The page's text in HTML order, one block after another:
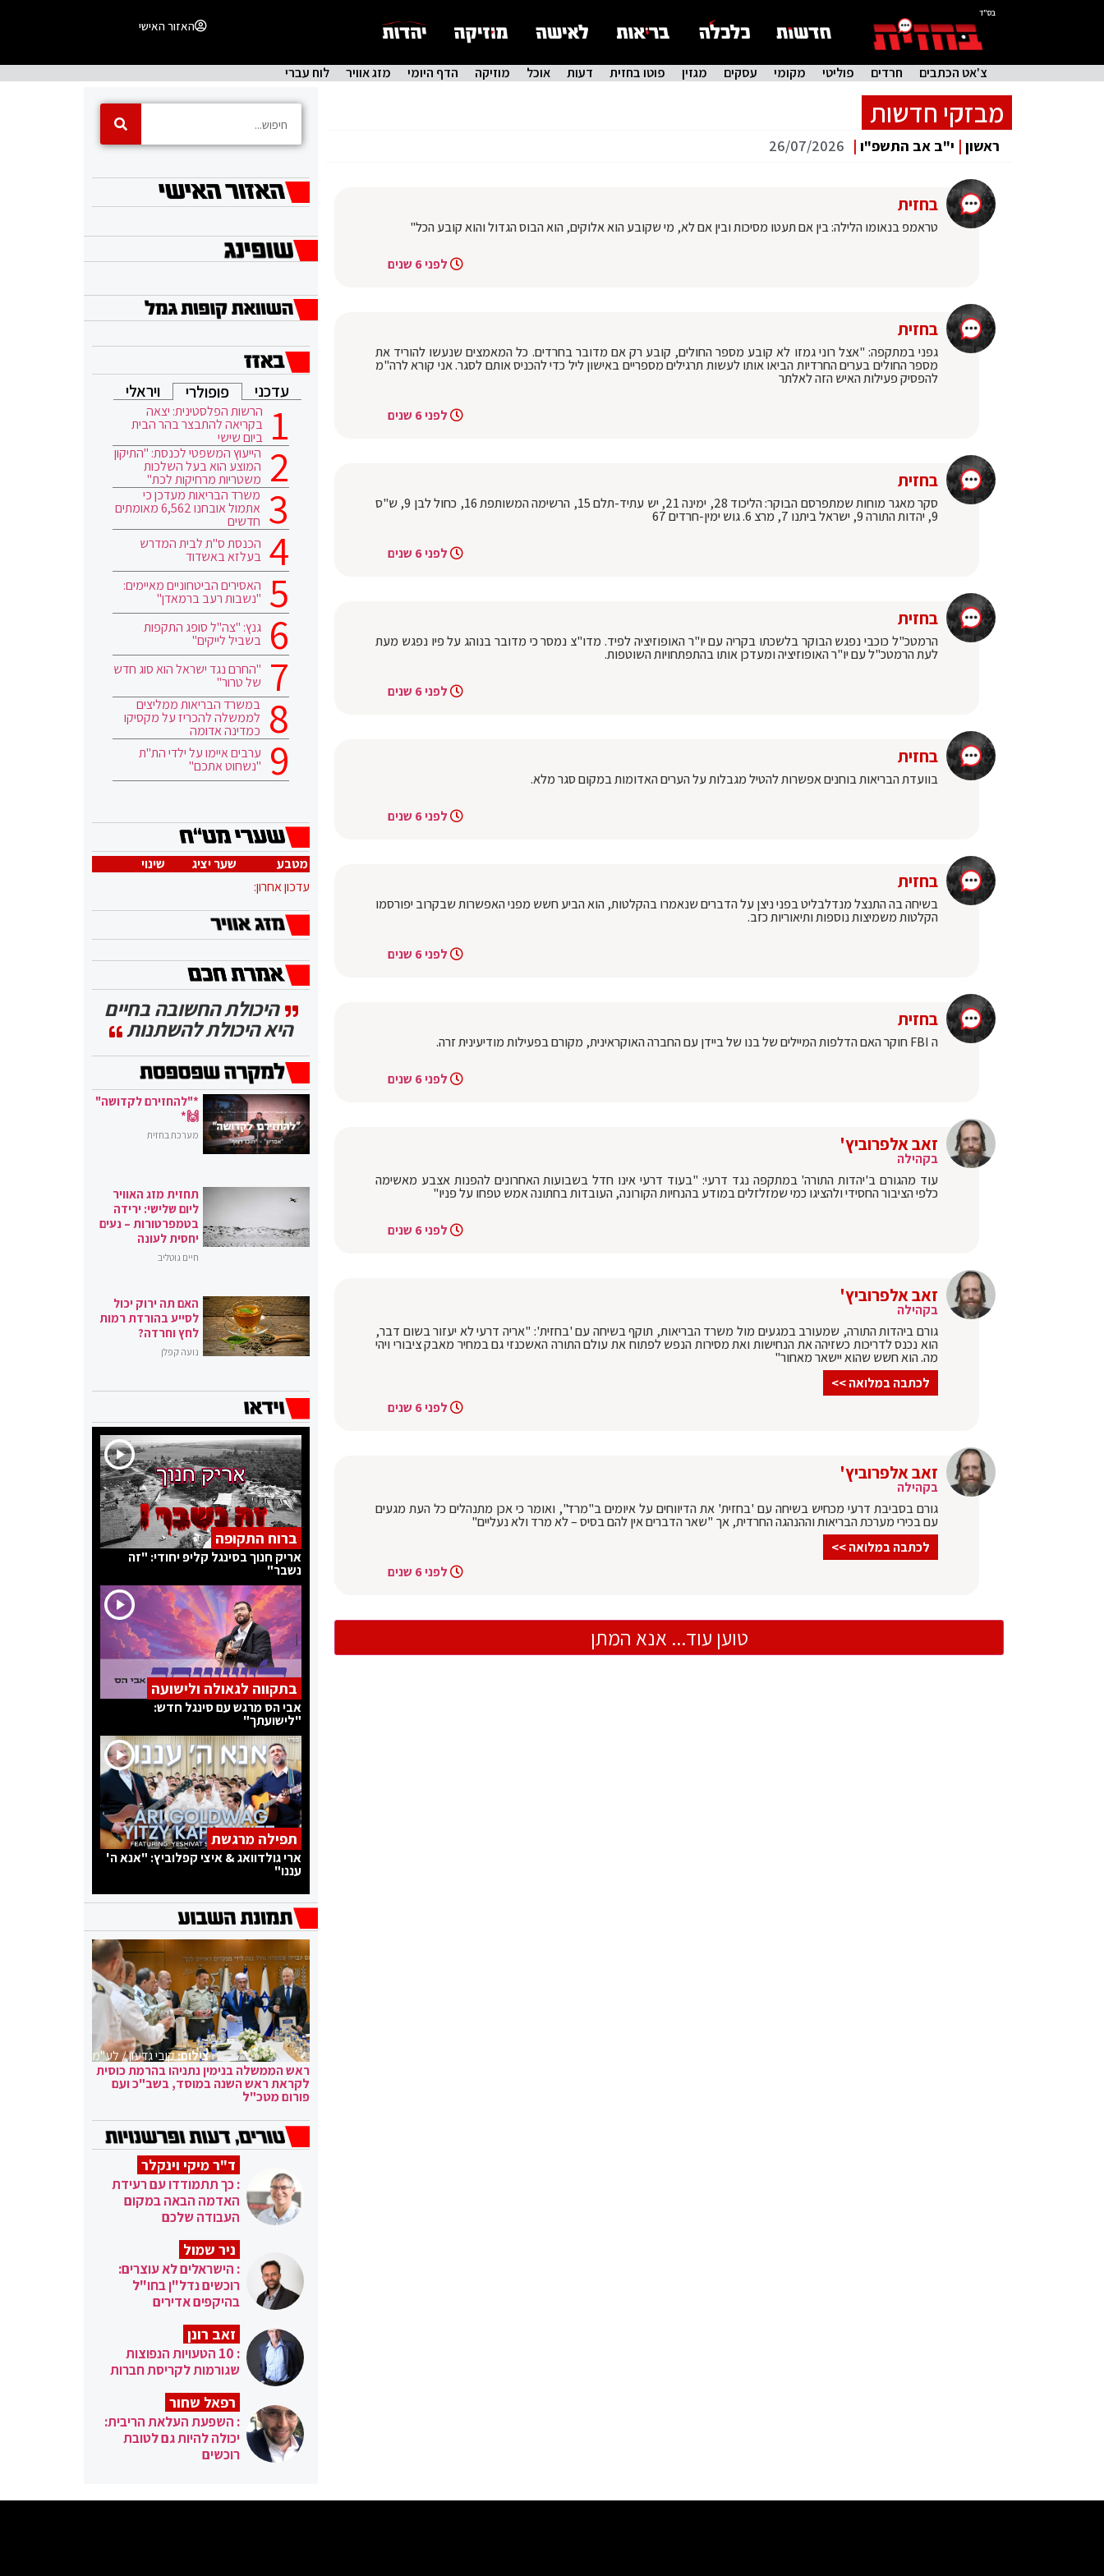
בס"ד
האזור האישי
צ'אט הכתבים חרדים פוליטי מקומי עסקים מגזין פוטו בחזית דעות אוכל מוזיקה הדף היומי מזג אוויר לוח עברי
מבזקי חדשות
ראשון | י"ב אב התשפ"ו |
26/07/2026
בחזית
טראמפ בנאומו הלילה: בין אם תעטו מסיכות ובין אם לא, מי שקובע הוא אלוקים, הוא הבוס הגדול והוא קובע הכל"
לפני 6 שנים
בחזית
גפני במתקפה: "אצל רוני גמזו לא קובע מספר החולים, קובע רק אם מדובר בחרדים. כל המאמצים שנעשו להוריד את
מספר החולים בערים החרדיות הביאו אותו לעשות תרגילים מספריים באישון ליל כדי להכניס אותם לסגר. אני קורא לרה"מ
להפסיק פעילות האיש הזה לאלתר
לפני 6 שנים
בחזית
סקר מאגר מוחות שמתפרסם הבוקר: הליכוד 28, ימינה 21, יש עתיד-תלם 15, הרשימה המשותפת 16, כחול לבן 9, ש"ס
9, יהדות התורה 9, ישראל ביתנו 7, מרצ 6. גוש ימין-חרדים 67
לפני 6 שנים
בחזית
הרמטכ"ל כוכבי נפגש הבוקר בלשכתו בקריה עם יו"ר האופוזיציה לפיד. מדו"צ נמסר כי מדובר בנוהג על פיו נפגש מעת
לעת הרמטכ"ל עם יו"ר האופוזיציה ומעדכן אותו בהתפתחויות השוטפות.
לפני 6 שנים
בחזית
בוועדת הבריאות בוחנים אפשרות להטיל מגבלות על הערים האדומות במקום סגר מלא.
לפני 6 שנים
בחזית
בשיחה בה התנצל מנדלבליט בפני ניצן על הדברים שנאמרו בהקלטות, הוא הביע חשש מפני האפשרות שבקרוב יפורסמו
הקלטות משמיצות נוספות ותיאוריות כזב.
לפני 6 שנים
בחזית
ה FBI חוקר האם הדלפות המיילים של בנו של ביידן עם החברה האוקראינית, מקורם בפעילות מודיעינית זרה.
לפני 6 שנים
זאב אלפרוביץ'
בקהילה
עוד מהגורם ב'יהדות התורה' במתקפה נגד דרעי: "בעוד דרעי אינו חדל בשבועות האחרונים להפנות אצבע מאשימה
כלפי הציבור החסידי ולהציגו כמי שמזלזלים במודע בהנחיות הקורונה, העובדות בחתונה אמש טפחו על פניו"
לפני 6 שנים
זאב אלפרוביץ'
בקהילה
גורם ביהדות התורה, שמעורב במגעים מול משרד הבריאות, תוקף בשיחה עם 'בחזית': "אריה דרעי לא יעזור בשום דבר,
הוא נכנס לדריכות כשזיהה את הנחישות ואת מסירות הנפש לפתוח את עולם התורה האשכנזי גם במחיר מאבק ציבורי ויהי
מה. הוא חשש שהוא יישאר מאחור"
לכתבה במלואה >>
לפני 6 שנים
זאב אלפרוביץ'
בקהילה
גורם בסביבת דרעי מכחיש בשיחה עם 'בחזית' את הדיווחים על איומים ב"מרד", ואומר כי אכן מתנהלים כל העת מגעים
עם בכירי מערכת הבריאות וההנהגה החרדית, אך "שאר הדברים אין להם בסיס – לא מרד ולא נעליים"
לכתבה במלואה >>
לפני 6 שנים
טוען עוד... אנא המתן
עדכני פופולרי ויראלי
הרשות הפלסטינית: יצאה
בקריאה להתבצר בהר הבית
ביום שישי
הייעוץ המשפטי לכנסת: "התיקון
המוצע הוא בעל השלכות
משטריות מרחיקות לכת"
משרד הבריאות מעדכן כי
אתמול אובחנו 6,562 מאומתים
חדשים
הכנסת ס"ת לבית המדרש
בעלזא באשדוד
האסירים הביטחוניים מאיימים:
"נשבות רעב ברמאדן"
גנץ: "צה"ל סופג התקפות
בשביל לייקים"
"החרם נגד ישראל הוא סוג חדש
של טרור"
במשרד הבריאות ממליצים
לממשלה להכריז על מקסיקו
כמדינה אדומה
ערבים איימו על ילדי הת"ת
"נשחוט אתכם"
מטבע שער יציג
שינוי
עדכון אחרון:
היכולת החשובה בחיים
היא היכולת להשתנות
*"להחזירם לקדושה"
🙌*
מערכת בחזית
תחזית מזג האוויר
ליום שלישי: ירידה
בטמפרטורות – נעים
יחסית לעונה
חיים גוטליב
האם תה ירוק יכול
לסייע בהורדת רמות
לחץ וחרדה?
נועה קפלן
ברוח התקופה
אריק חנוך בסינגל קליפ יחודי: "זה
נשבר"
בתקווה לגאולה ולישועה
אבי הס מרגש עם סינגל חדש:
"לישועתך"
תפילה מרגשת
ארי גולדוואג & איצי קפלוביץ: "אנא ה'
עננו"
צילום:קובי גדעון / לע"מ
ראש הממשלה בנימין נתניהו בהרמת כוסית
לקראת ראש השנה במוסד, בשב"כ ועם
פורום מטכ"ל
ד"ר מיקי וינקלר
: כך תתמודדו עם רעידת
האדמה הבאה במקום
העבודה שלכם
ניר שמול
: הישראלים לא עוצרים:
רוכשים נדל"ן בחו"ל
בהיקפים אדירים
זאב רונן
: 10 הטעויות הנפוצות
שגורמות לקריסת חברות
רפאל שחור
: השפעת העלאת הריבית:
יכולה להיות גם לטובת
רוכשים